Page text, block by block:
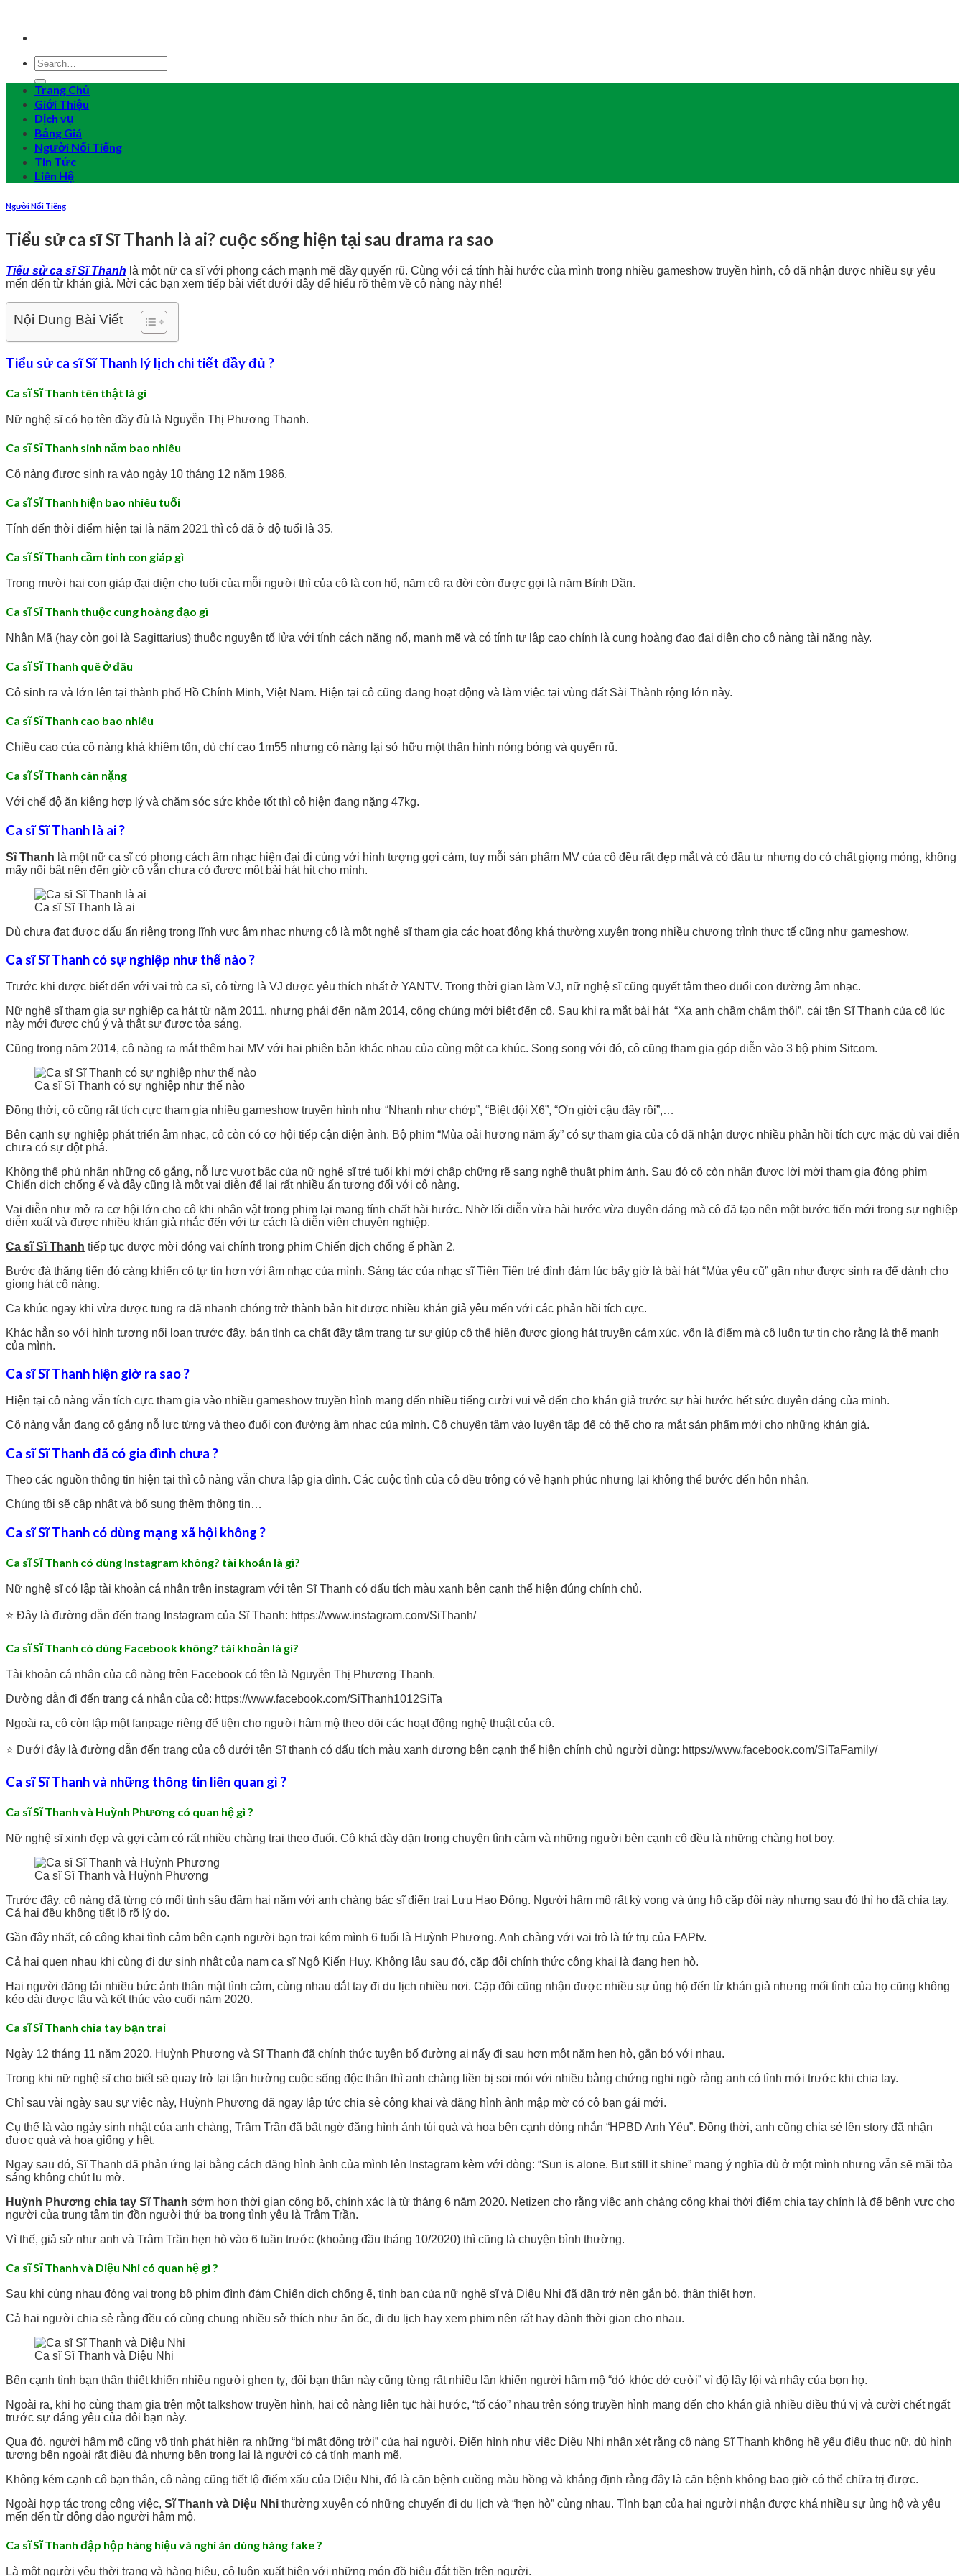
content
Trang Chủ
Giới Thiệu
Dịch vụ
Bảng Giá
Người Nổi Tiếng
Tin Tức
Liên Hệ
Người Nổi Tiếng
Tiểu sử ca sĩ Sĩ Thanh là ai? cuộc sống hiện tại sau drama ra sao
Tiểu sử ca sĩ Sĩ Thanh là một nữ ca sĩ với phong cách mạnh mẽ đầy quyến rũ. Cùng với cá tính hài hước của mình trong nhiều gameshow truyền hình, cô đã nhận được nhiều sự yêu
mến đến từ khán giả. Mời các bạn xem tiếp bài viết dưới đây để hiểu rõ thêm về cô nàng này nhé!
Nội Dung Bài Viết
Tiểu sử ca sĩ Sĩ Thanh lý lịch chi tiết đầy đủ ?
Ca sĩ Sĩ Thanh tên thật là gì
Nữ nghệ sĩ có họ tên đầy đủ là Nguyễn Thị Phương Thanh.
Ca sĩ Sĩ Thanh sinh năm bao nhiêu
Cô nàng được sinh ra vào ngày 10 tháng 12 năm 1986.
Ca sĩ Sĩ Thanh hiện bao nhiêu tuổi
Tính đến thời điểm hiện tại là năm 2021 thì cô đã ở độ tuổi là 35.
Ca sĩ Sĩ Thanh cầm tinh con giáp gì
Trong mười hai con giáp đại diện cho tuổi của mỗi người thì của cô là con hổ, năm cô ra đời còn được gọi là năm Bính Dần.
Ca sĩ Sĩ Thanh thuộc cung hoàng đạo gì
Nhân Mã (hay còn gọi là Sagittarius) thuộc nguyên tố lửa với tính cách năng nổ, mạnh mẽ và có tính tự lập cao chính là cung hoàng đạo đại diện cho cô nàng tài năng này.
Ca sĩ Sĩ Thanh quê ở đâu
Cô sinh ra và lớn lên tại thành phố Hồ Chính Minh, Việt Nam. Hiện tại cô cũng đang hoạt động và làm việc tại vùng đất Sài Thành rộng lớn này.
Ca sĩ Sĩ Thanh cao bao nhiêu
Chiều cao của cô nàng khá khiêm tốn, dù chỉ cao 1m55 nhưng cô nàng lại sở hữu một thân hình nóng bỏng và quyến rũ.
Ca sĩ Sĩ Thanh cân nặng
Với chế độ ăn kiêng hợp lý và chăm sóc sức khỏe tốt thì cô hiện đang nặng 47kg.
Ca sĩ Sĩ Thanh là ai ?
Sĩ Thanh là một nữ ca sĩ có phong cách âm nhạc hiện đại đi cùng với hình tượng gợi cảm, tuy mỗi sản phẩm MV của cô đều rất đẹp mắt và có đầu tư nhưng do có chất giọng mỏng, không
mấy nổi bật nên đến giờ cô vẫn chưa có được một bài hát hit cho mình.
Ca sĩ Sĩ Thanh là ai
Dù chưa đạt được dấu ấn riêng trong lĩnh vực âm nhạc nhưng cô là một nghệ sĩ tham gia các hoạt động khá thường xuyên trong nhiều chương trình thực tế cũng như gameshow.
Ca sĩ Sĩ Thanh có sự nghiệp như thế nào ?
Trước khi được biết đến với vai trò ca sĩ, cô từng là VJ được yêu thích nhất ở YANTV. Trong thời gian làm VJ, nữ nghệ sĩ cũng quyết tâm theo đuổi con đường âm nhạc.
Nữ nghệ sĩ tham gia sự nghiệp ca hát từ năm 2011, nhưng phải đến năm 2014, công chúng mới biết đến cô. Sau khi ra mắt bài hát “Xa anh chầm chậm thôi”, cái tên Sĩ Thanh của cô lúc
này mới được chú ý và thật sự được tỏa sáng.
Cũng trong năm 2014, cô nàng ra mắt thêm hai MV với hai phiên bản khác nhau của cùng một ca khúc. Song song với đó, cô cũng tham gia góp diễn vào 3 bộ phim Sitcom.
Ca sĩ Sĩ Thanh có sự nghiệp như thế nào
Đồng thời, cô cũng rất tích cực tham gia nhiều gameshow truyền hình như “Nhanh như chớp”, “Biệt đội X6”, “Ơn giời cậu đây rồi”,…
Bên cạnh sự nghiệp phát triển âm nhạc, cô còn có cơ hội tiếp cận điện ảnh. Bộ phim “Mùa oải hương năm ấy” có sự tham gia của cô đã nhận được nhiều phản hồi tích cực mặc dù vai diễn
chưa có sự đột phá.
Không thể phủ nhận những cố gắng, nỗ lực vượt bậc của nữ nghệ sĩ trẻ tuổi khi mới chập chững rẽ sang nghệ thuật phim ảnh. Sau đó cô còn nhận được lời mời tham gia đóng phim
Chiến dịch chống ế và đây cũng là một vai diễn để lại rất nhiều ấn tượng đối với cô nàng.
Vai diễn như mở ra cơ hội lớn cho cô khi nhân vật trong phim lại mang tính chất hài hước. Nhờ lối diễn vừa hài hước vừa duyên dáng mà cô đã tạo nên một bước tiến mới trong sự nghiệp
diễn xuất và được nhiều khán giả nhắc đến với tư cách là diễn viên chuyên nghiệp.
Ca sĩ Sĩ Thanh tiếp tục được mời đóng vai chính trong phim Chiến dịch chống ế phần 2.
Bước đà thăng tiến đó càng khiến cô tự tin hơn với âm nhạc của mình. Sáng tác của nhạc sĩ Tiên Tiên trẻ đình đám lúc bấy giờ là bài hát “Mùa yêu cũ” gần như được sinh ra để dành cho
giọng hát cô nàng.
Ca khúc ngay khi vừa được tung ra đã nhanh chóng trở thành bản hit được nhiều khán giả yêu mến với các phản hồi tích cực.
Khác hẳn so với hình tượng nổi loạn trước đây, bản tình ca chất đầy tâm trạng tự sự giúp cô thể hiện được giọng hát truyền cảm xúc, vốn là điểm mà cô luôn tự tin cho rằng là thế mạnh
của mình.
Ca sĩ Sĩ Thanh hiện giờ ra sao ?
Hiện tại cô nàng vẫn tích cực tham gia vào nhiều gameshow truyền hình mang đến nhiều tiếng cười vui vẻ đến cho khán giả trước sự hài hước hết sức duyên dáng của minh.
Cô nàng vẫn đang cố gắng nỗ lực từng và theo đuổi con đường âm nhạc của mình. Cô chuyên tâm vào luyện tập để có thể cho ra mắt sản phẩm mới cho những khán giả.
Ca sĩ Sĩ Thanh đã có gia đình chưa ?
Theo các nguồn thông tin hiện tại thì cô nàng vẫn chưa lập gia đình. Các cuộc tình của cô đều trông có vẻ hạnh phúc nhưng lại không thể bước đến hôn nhân.
Chúng tôi sẽ cập nhật và bổ sung thêm thông tin…
Ca sĩ Sĩ Thanh có dùng mạng xã hội không ?
Ca sĩ Sĩ Thanh có dùng Instagram không? tài khoản là gì?
Nữ nghệ sĩ có lập tài khoản cá nhân trên instagram với tên Sĩ Thanh có dấu tích màu xanh bên cạnh thể hiện đúng chính chủ.
⭐ Đây là đường dẫn đến trang Instagram của Sĩ Thanh: https://www.instagram.com/SiThanh/
Ca sĩ Sĩ Thanh có dùng Facebook không? tài khoản là gì?
Tài khoản cá nhân của cô nàng trên Facebook có tên là Nguyễn Thị Phương Thanh.
Đường dẫn đi đến trang cá nhân của cô: https://www.facebook.com/SiThanh1012SiTa
Ngoài ra, cô còn lập một fanpage riêng để tiện cho người hâm mộ theo dõi các hoạt động nghệ thuật của cô.
⭐ Dưới đây là đường dẫn đến trang của cô dưới tên Sĩ thanh có dấu tích màu xanh dương bên cạnh thể hiện chính chủ người dùng: https://www.facebook.com/SiTaFamily/
Ca sĩ Sĩ Thanh và những thông tin liên quan gì ?
Ca sĩ Sĩ Thanh và Huỳnh Phương có quan hệ gì ?
Nữ nghệ sĩ xinh đẹp và gợi cảm có rất nhiều chàng trai theo đuổi. Cô khá dày dặn trong chuyện tình cảm và những người bên cạnh cô đều là những chàng hot boy.
Ca sĩ Sĩ Thanh và Huỳnh Phương
Trước đây, cô nàng đã từng có mối tình sâu đậm hai năm với anh chàng bác sĩ điển trai Lưu Hạo Đông. Người hâm mộ rất kỳ vọng và ủng hộ cặp đôi này nhưng sau đó thì họ đã chia tay.
Cả hai đều không tiết lộ rõ lý do.
Gần đây nhất, cô công khai tình cảm bên cạnh người bạn trai kém mình 6 tuổi là Huỳnh Phương. Anh chàng với vai trò là tứ trụ của FAPtv.
Cả hai quen nhau khi cùng đi dự sinh nhật của nam ca sĩ Ngô Kiến Huy. Không lâu sau đó, cặp đôi chính thức công khai là đang hẹn hò.
Hai người đăng tải nhiều bức ảnh thân mật tình cảm, cùng nhau dắt tay đi du lịch nhiều nơi. Cặp đôi cũng nhận được nhiều sự ủng hộ đến từ khán giả nhưng mối tình của họ cũng không
kéo dài được lâu và kết thúc vào cuối năm 2020.
Ca sĩ Sĩ Thanh chia tay bạn trai
Ngày 12 tháng 11 năm 2020, Huỳnh Phương và Sĩ Thanh đã chính thức tuyên bố đường ai nấy đi sau hơn một năm hẹn hò, gắn bó với nhau.
Trong khi nữ nghệ sĩ cho biết sẽ quay trở lại tận hưởng cuộc sống độc thân thì anh chàng liền bị soi mói với nhiều bằng chứng nghi ngờ rằng anh có tình mới trước khi chia tay.
Chỉ sau vài ngày sau sự việc này, Huỳnh Phương đã ngay lập tức chia sẻ công khai và đăng hình ảnh mập mờ có cô bạn gái mới.
Cụ thể là vào ngày sinh nhật của anh chàng, Trâm Trần đã bất ngờ đăng hình ảnh túi quà và hoa bên cạnh dòng nhắn “HPBD Anh Yêu”. Đồng thời, anh cũng chia sẻ lên story đã nhận
được quà và hoa giống y hệt.
Ngay sau đó, Sĩ Thanh đã phản ứng lại bằng cách đăng hình ảnh của mình lên Instagram kèm với dòng: “Sun is alone. But still it shine” mang ý nghĩa dù ở một mình nhưng vẫn sẽ mãi tỏa
sáng không chút lu mờ.
Huỳnh Phương chia tay Sĩ Thanh sớm hơn thời gian công bố, chính xác là từ tháng 6 năm 2020. Netizen cho rằng việc anh chàng công khai thời điểm chia tay chính là để bênh vực cho
người của trung tâm tin đồn người thứ ba trong tình yêu là Trâm Trần.
Vì thế, giả sử như anh và Trâm Trần hẹn hò vào 6 tuần trước (khoảng đầu tháng 10/2020) thì cũng là chuyện bình thường.
Ca sĩ Sĩ Thanh và Diệu Nhi có quan hệ gì ?
Sau khi cùng nhau đóng vai trong bộ phim đình đám Chiến dịch chống ế, tình bạn của nữ nghệ sĩ và Diệu Nhi đã dần trở nên gắn bó, thân thiết hơn.
Cả hai người chia sẻ rằng đều có cùng chung nhiều sở thích như ăn ốc, đi du lịch hay xem phim nên rất hay dành thời gian cho nhau.
Ca sĩ Sĩ Thanh và Diệu Nhi
Bên cạnh tình bạn thân thiết khiến nhiều người ghen tỵ, đôi bạn thân này cũng từng rất nhiều lần khiến người hâm mộ “dở khóc dở cười” vì độ lầy lội và nhây của bọn họ.
Ngoài ra, khi họ cùng tham gia trên một talkshow truyền hình, hai cô nàng liên tục hài hước, “tố cáo” nhau trên sóng truyền hình mang đến cho khán giả nhiều điều thú vị và cười chết ngất
trước sự đáng yêu của đôi bạn này.
Qua đó, người hâm mộ cũng vô tình phát hiện ra những “bí mật động trời” của hai người. Điển hình như việc Diệu Nhi nhận xét rằng cô nàng Sĩ Thanh không hề yểu điệu thục nữ, dù hình
tượng bên ngoài rất điệu đà nhưng bên trong lại là người có cá tính mạnh mẽ.
Không kém cạnh cô bạn thân, cô nàng cũng tiết lộ điểm xấu của Diệu Nhi, đó là căn bệnh cuồng màu hồng và khẳng định rằng đây là căn bệnh không bao giờ có thể chữa trị được.
Ngoài hợp tác trong công việc, Sĩ Thanh và Diệu Nhi thường xuyên có những chuyến đi du lịch và “hẹn hò” cùng nhau. Tình bạn của hai người nhận được khá nhiều sự ủng hộ và yêu
mến đến từ đông đảo người hâm mộ.
Ca sĩ Sĩ Thanh đập hộp hàng hiệu và nghi án dùng hàng fake ?
Là một người yêu thời trang và hàng hiệu, cô luôn xuất hiện với những món đồ hiệu đắt tiền trên người.